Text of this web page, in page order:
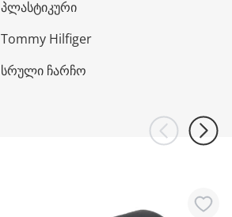
პლასტიკური
Tommy Hilfiger
სრული ჩარჩო